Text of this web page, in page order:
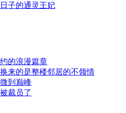
子的通灵王妃
的浪漫篇章
来的是整楼邻居的不领情
到巅峰
裁员了